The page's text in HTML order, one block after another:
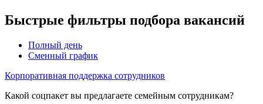
Быстрые фильтры подбора вакансий
Полный день
Сменный график
Корпоративная поддержка сотрудников
Какой соцпакет вы предлагаете семейным сотрудникам?